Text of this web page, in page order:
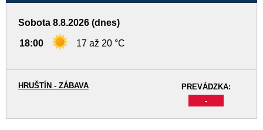
Sobota 8.8.2026 (dnes)
18:00 17 až 20 °C
PREVÁDZKA:
-
HRUŠTÍN - ZÁBAVA